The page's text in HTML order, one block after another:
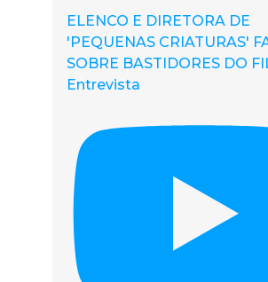
ELENCO E DIRETORA DE
'PEQUENAS CRIATURAS'
SOBRE BASTIDORES DO
Entrevista